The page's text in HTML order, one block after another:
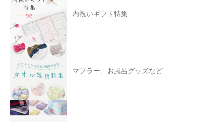
内祝いギフト特集
マフラー、お風呂グッズなど